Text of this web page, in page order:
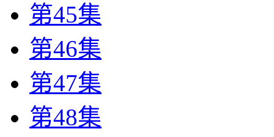
第45集
第46集
第47集
第48集